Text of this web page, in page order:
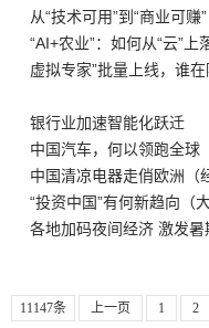
从“技术可用”到“商业可
“AI+农业”：如何从“云”上
虚拟专家”批量上线，谁
银行业加速智能化跃迁
中国汽车，何以领跑全球
中国清凉电器走俏欧洲（
“投资中国”有何新趋向（
各地加码夜间经济 激发暑
11147条 上一页 1 2